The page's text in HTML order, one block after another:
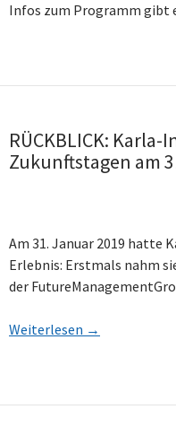
Infos zum Programm gibt
RÜCKBLICK:
Zukunftstagen am
Am 31. Januar 2019 hatte
Erlebnis: Erstmals nahm
der
Weiterlesen →